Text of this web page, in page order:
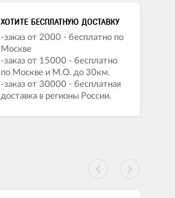
ХОТИТЕ БЕСПЛАТНУЮ ДОСТАВКУ
-заказ от 2000 - бесплатно по
Москве
-заказ от 15000 - бесплатно
по Москве и М.О. до 30км.
-заказ от 30000 - бесплатная
доставка в регионы России.